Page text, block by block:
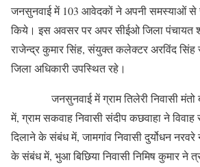
जनसुनवाई में 103 आवेदकों ने अपनी समस्याओं
किये। इस अवसर पर अपर सीईओ जिला पंचायत
राजेन्द्र कुमार सिंह, संयुक्त कलेक्टर अरविंद सिंह
जिला अधिकारी उपस्थित रहे।
जनसुनवाई में ग्राम तिलेरी निवासी मंतो
में, ग्राम सकवाह निवासी संदीप कछवाहा ने विवाह
दिलाने के संबंध में, जामगांव निवासी दुर्योधन
के संबंध में, भुआ बिछिया निवासी निमिष कुमार ने